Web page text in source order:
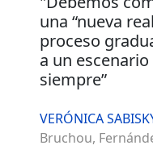
una “nueva
proceso
a un
siempre”
VERÓNICA
Bruchou,